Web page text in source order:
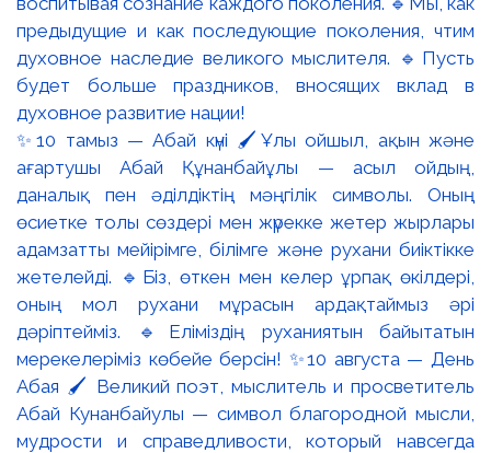
✨10 тамыз — Абай күні 🖌️Ұлы ойшыл, ақын және
ағартушы Абай Құнанбайұлы — асыл ойдың,
даналық пен әділдіктің мәңгілік символы. Оның
өсиетке толы сөздері мен жүрекке жетер жырлары
адамзатты мейірімге, білімге және рухани биіктікке
жетелейді. 🔹Біз, өткен мен келер ұрпақ өкілдері,
оның мол рухани мұрасын ардақтаймыз әрі
дәріптейміз. 🔹Еліміздің руханиятын байытатын
мерекелеріміз көбейе берсін! ✨10 августа — День
Абая 🖌️ Великий поэт, мыслитель и просветитель
Абай Кунанбайулы — символ благородной мысли,
мудрости и справедливости, который навсегда